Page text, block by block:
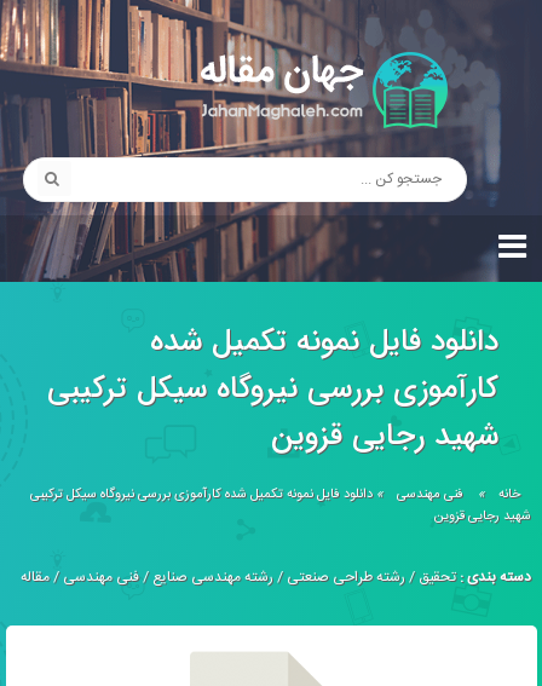
دانلود فایل نمونه تکمیل شده
کارآموزی بررسی نيروگاه سيکل ترکيبی
شهيد رجايی قزوين
خانه » فنی مهندسی »دانلود فایل نمونه تکمیل شده کارآموزی بررسی نيروگاه سيکل ترکيبی
شهيد رجايی قزوين
دسته بندی :تحقیق/رشته طراحی صنعتی/رشته مهندسی صنایع/فنی مهندسی/مقاله